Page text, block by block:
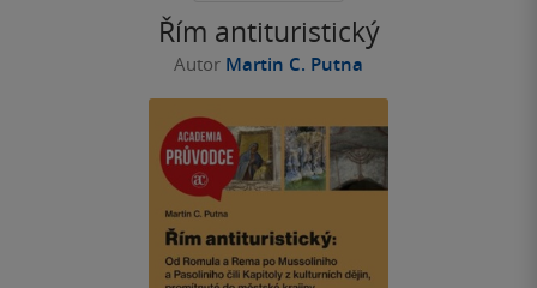
Řím antituristický
Autor Martin C. Putna